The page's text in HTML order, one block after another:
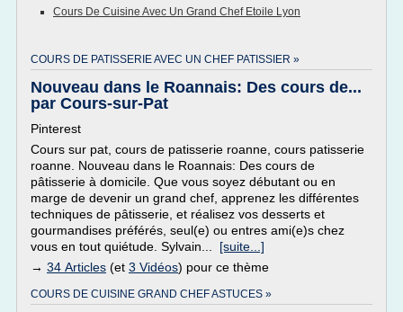
Cours De Cuisine Avec Un Grand Chef Etoile Lyon
COURS DE PATISSERIE AVEC UN CHEF PATISSIER »
Nouveau dans le Roannais: Des cours de...
par Cours-sur-Pat
Pinterest
Cours sur pat, cours de patisserie roanne, cours patisserie
roanne. Nouveau dans le Roannais: Des cours de
pâtisserie à domicile. Que vous soyez débutant ou en
marge de devenir un grand chef, apprenez les différentes
techniques de pâtisserie, et réalisez vos desserts et
gourmandises préférés, seul(e) ou entres ami(e)s chez
vous en tout quiétude. Sylvain... [suite...]
→ 34 Articles (et 3 Vidéos) pour ce thème
COURS DE CUISINE GRAND CHEF ASTUCES »